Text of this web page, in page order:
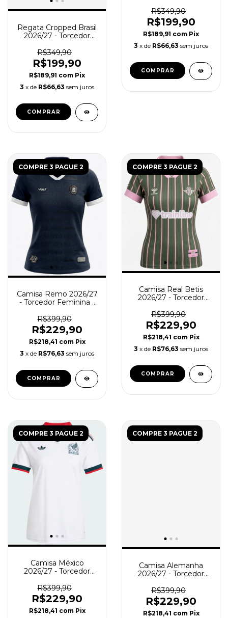
Regata Cropped Brasil
2026/27 - Torcedor
R$349,90
R$199,90
R$189,91 com Pix
3 x de R$66,63 sem juros
COMPRAR
R$349,90
R$199,90
R$189,91 com Pix
3 x de R$66,63 sem juros
COMPRAR
COMPRE 3 PAGUE 2
Camisa Remo 2026/27
- Torcedor Feminina -
R$399,90
R$229,90
R$218,41 com Pix
3 x de R$76,63 sem juros
COMPRAR
COMPRE 3 PAGUE 2
Camisa Real Betis
2026/27 - Torcedor
R$399,90
R$229,90
R$218,41 com Pix
3 x de R$76,63 sem juros
COMPRAR
COMPRE 3 PAGUE 2
Camisa México
2026/27 - Torcedor
R$399,90
R$229,90
R$218,41 com Pix
COMPRE 3 PAGUE 2
Camisa Alemanha
2026/27 - Torcedor
R$399,90
R$229,90
R$218,41 com Pix